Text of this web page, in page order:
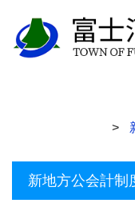
新地方公会計制